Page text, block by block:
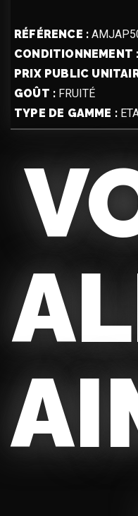
RÉFÉRENCE :
CONDITIONNEMENT :
PRIX PUBLIC
GOÛT : FRUITÉ
TYPE DE GAMME :